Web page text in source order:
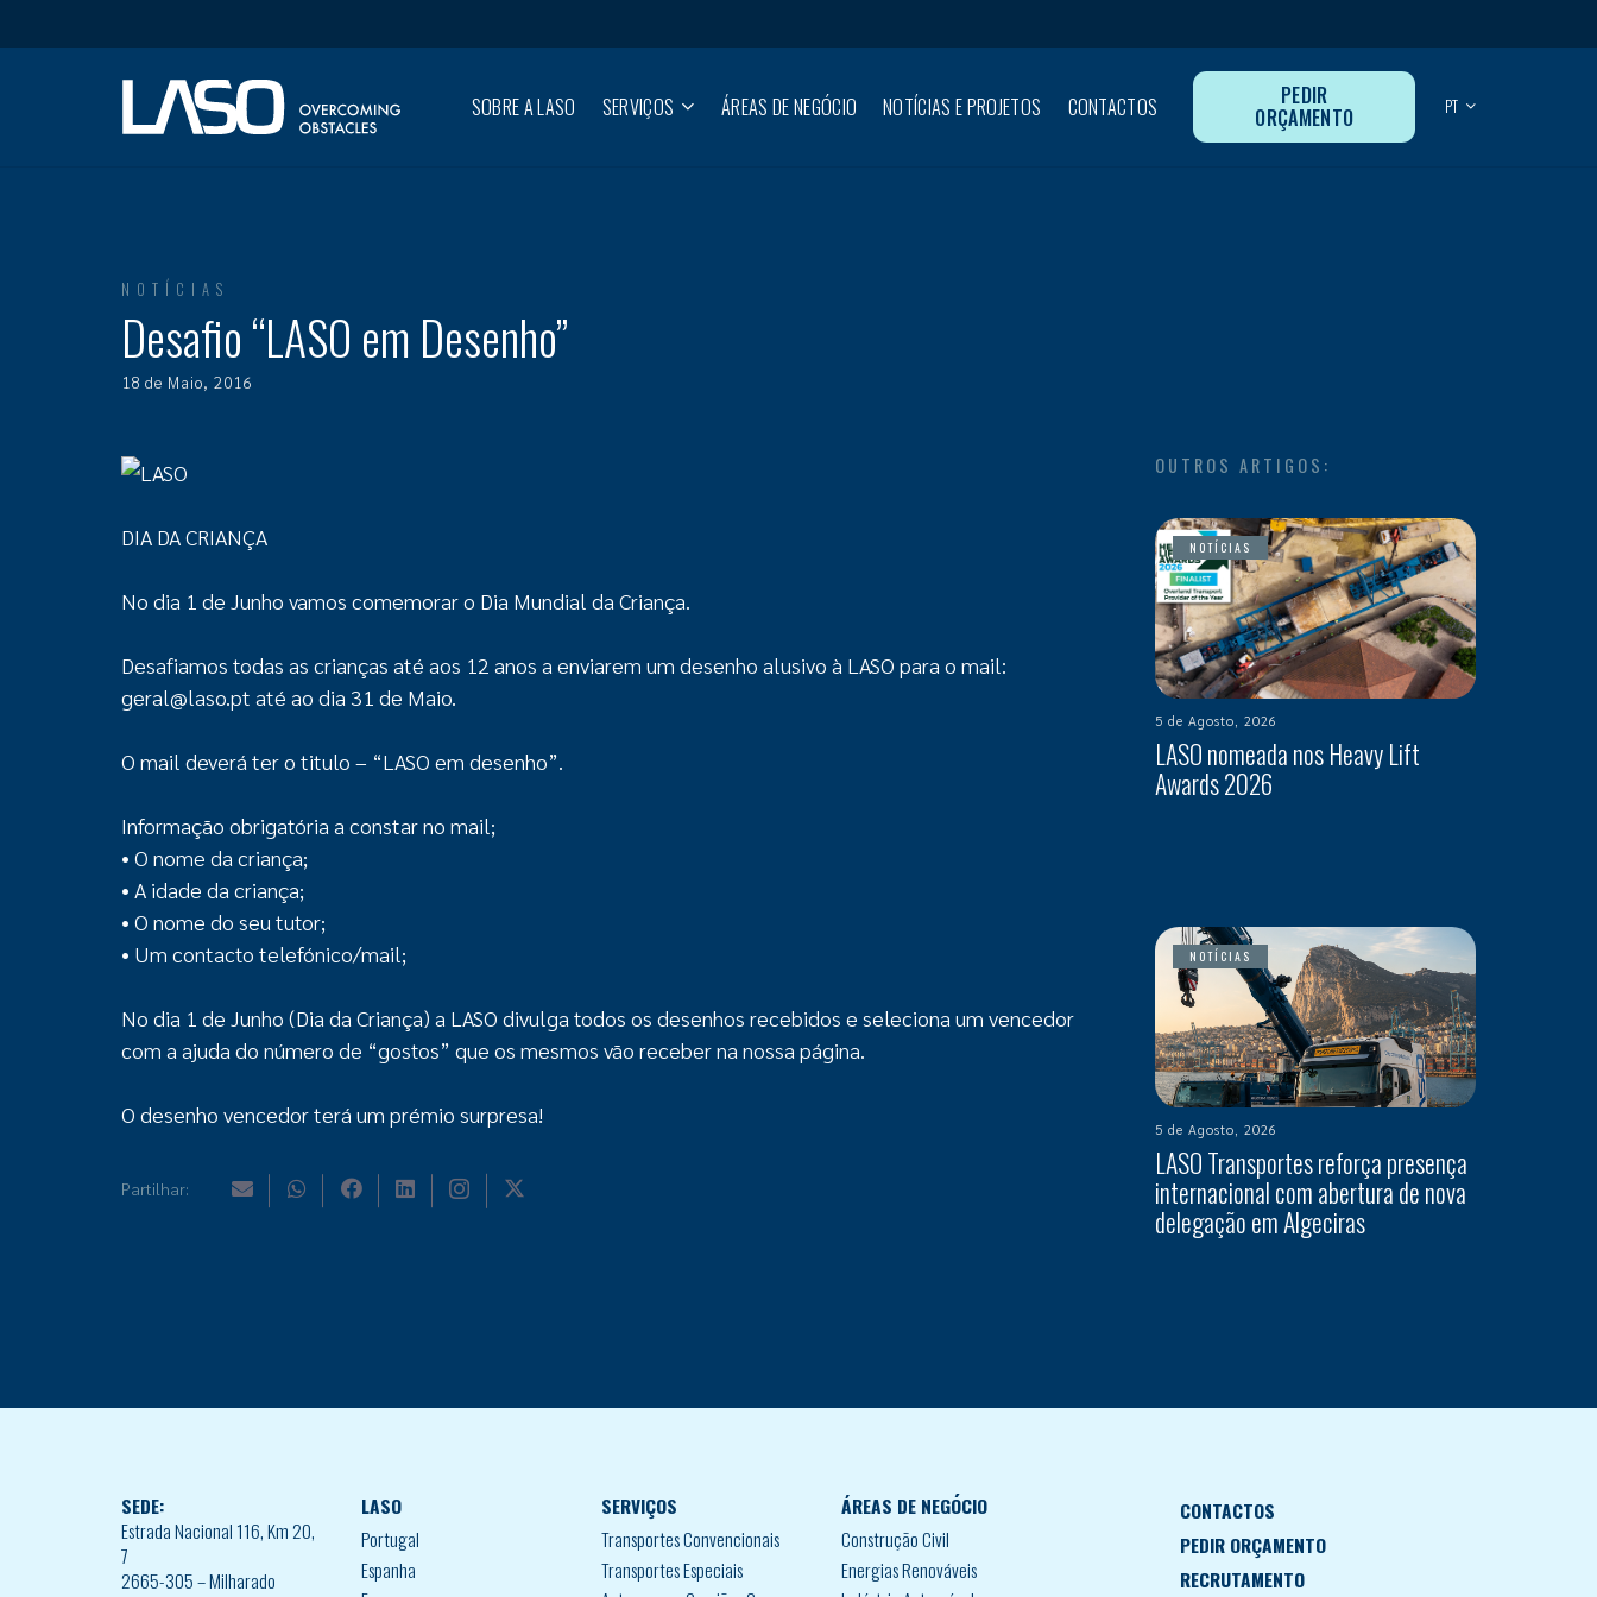
SOBRE A LASO SERVIÇOS ÁREAS DE NEGÓCIO NOTÍCIAS E PROJETOS CONTACTOS PEDIR
ORÇAMENTO PT
NOTÍCIAS
Desafio “LASO em Desenho”
18 de Maio, 2016
DIA DA CRIANÇA
No dia 1 de Junho vamos comemorar o Dia Mundial da Criança.
Desafiamos todas as crianças até aos 12 anos a enviarem um desenho alusivo à LASO para o mail:
geral@laso.pt até ao dia 31 de Maio.
O mail deverá ter o titulo – “LASO em desenho”.
Informação obrigatória a constar no mail;
• O nome da criança;
• A idade da criança;
• O nome do seu tutor;
• Um contacto telefónico/mail;
No dia 1 de Junho (Dia da Criança) a LASO divulga todos os desenhos recebidos e seleciona um vencedor
com a ajuda do número de “gostos” que os mesmos vão receber na nossa página.
O desenho vencedor terá um prémio surpresa!
Partilhar:
OUTROS ARTIGOS:
NOTÍCIAS
5 de Agosto, 2026
LASO nomeada nos Heavy Lift
Awards 2026
NOTÍCIAS
5 de Agosto, 2026
LASO Transportes reforça presença
internacional com abertura de nova
delegação em Algeciras
SEDE:
Estrada Nacional 116, Km 20,
7
2665-305 – Milharado
LASO
Portugal
Espanha
SERVIÇOS
Transportes Convencionais
Transportes Especiais
ÁREAS DE NEGÓCIO
Construção Civil
Energias Renováveis
CONTACTOS
PEDIR ORÇAMENTO
RECRUTAMENTO